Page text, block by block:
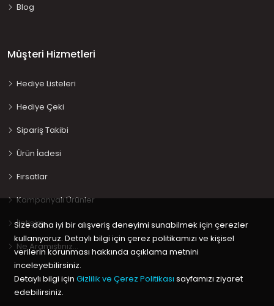
Blog
Müşteri Hizmetleri
Hediye Listeleri
Hediye Çeki
Sipariş Takibi
Ürün İadesi
Fırsatlar
Kampanyalı Ürünler
İletişim
Ne Aramıştınız…
Size daha iyi bir alışveriş deneyimi sunabilmek için çerezler
kullanıyoruz. Detaylı bilgi için çerez politikamızı ve kişisel
verilerin korunması hakkında açıklama metnini
inceleyebilirsiniz.
Detaylı bilgi için Gizlilik ve Çerez Politikası sayfamızı ziyaret
edebilirsiniz.